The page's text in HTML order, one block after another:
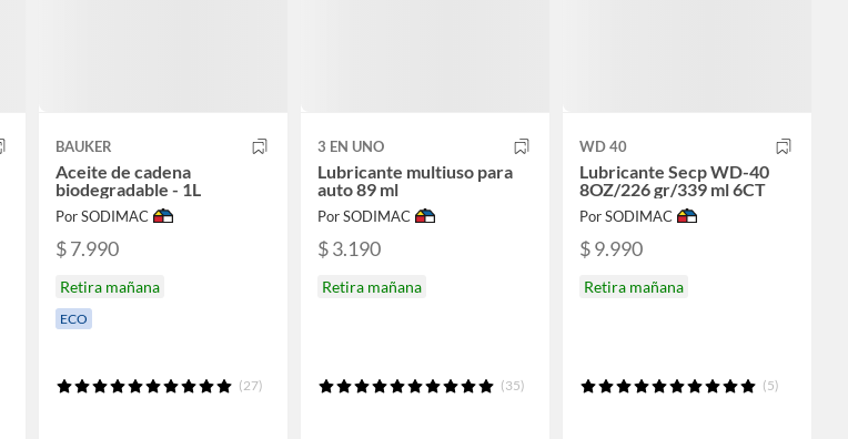
BAUKER
Aceite de cadena
biodegradable - 1L
Por SODIMAC
$ 7.990
Retira mañana
ECO
(27)
3 EN UNO
Lubricante multiuso para
auto 89 ml
Por SODIMAC
$ 3.190
Retira mañana
(35)
WD 40
Lubricante Secp WD-40
8OZ/226 gr/339 ml 6CT
Por SODIMAC
$ 9.990
Retira mañana
(5)